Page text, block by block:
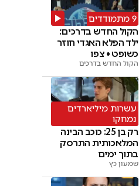
9 מתמודדים
הקול החדש בדרכים:
ילד הפלא האגדי חוזר
כשופט • צפו
הקול החדש בדרכים
עשרות מיליארדים
נמחקו
רק בן 25: כוכב הבינה
המלאכותית התרסק
בתוך ימים
שמעון כץ